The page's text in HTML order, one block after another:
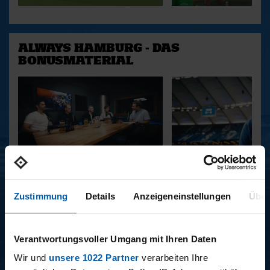
Zustimmung Details Anzeigeneinstellungen
Verantwortungsvoller Umgang mit Ihren Daten
Wir und unsere 1022 Partner verarbeiten Ihre
ALWAYS HAMBURG - DAS
BONUSMATERIAL
15.12.2025 11.12.2025
BUNDESLIGA SAISON 2025/2026